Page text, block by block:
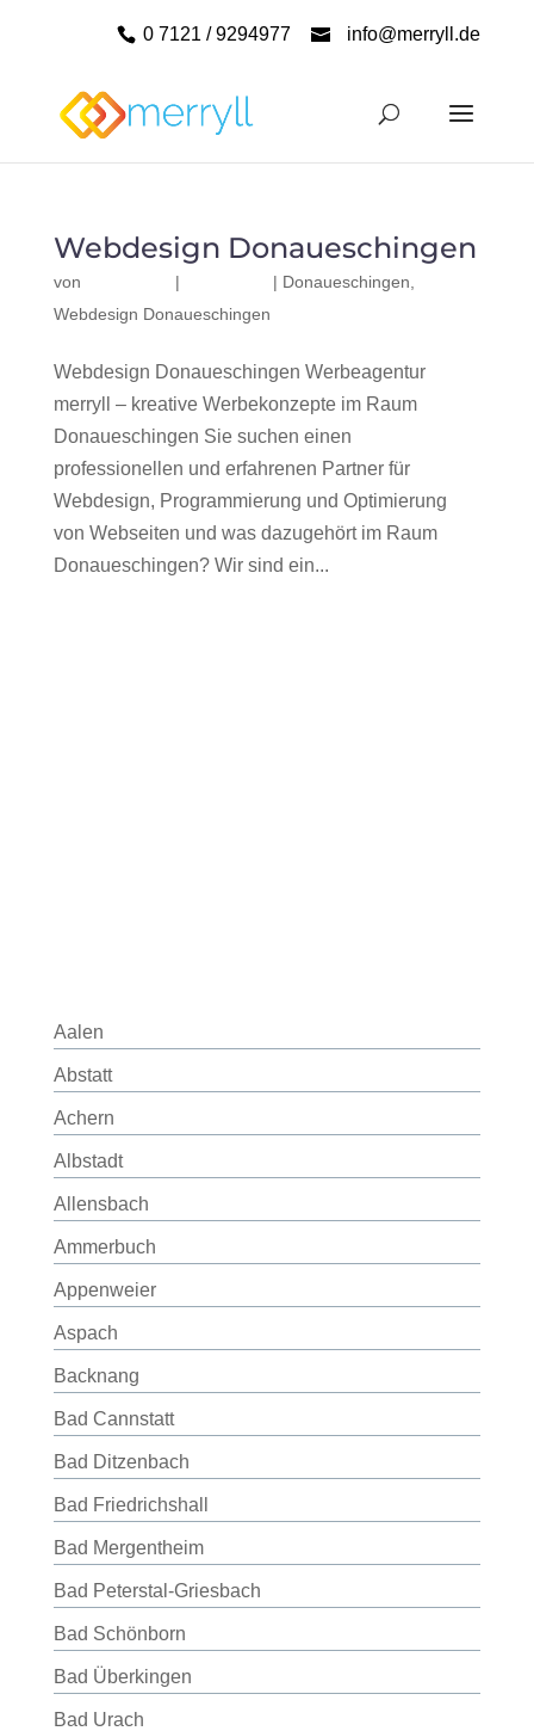
0 7121 / 9294977 info@merryll.de
Webdesign Donaueschingen
von | | Donaueschingen
Webdesign Donaueschingen
Webdesign Donaueschingen Werbeagentur
merryll – kreative Werbekonzepte im Raum
Donaueschingen Sie suchen einen
professionellen und erfahrenen Partner für
Webdesign, Programmierung und Optimierung
von Webseiten und was dazugehört im Raum
Donaueschingen? Wir sind ein...
Aalen
Abstatt
Achern
Albstadt
Allensbach
Ammerbuch
Appenweier
Aspach
Backnang
Bad Cannstatt
Bad Ditzenbach
Bad Friedrichshall
Bad Mergentheim
Bad Peterstal-Griesbach
Bad Schönborn
Bad Überkingen
Bad Urach